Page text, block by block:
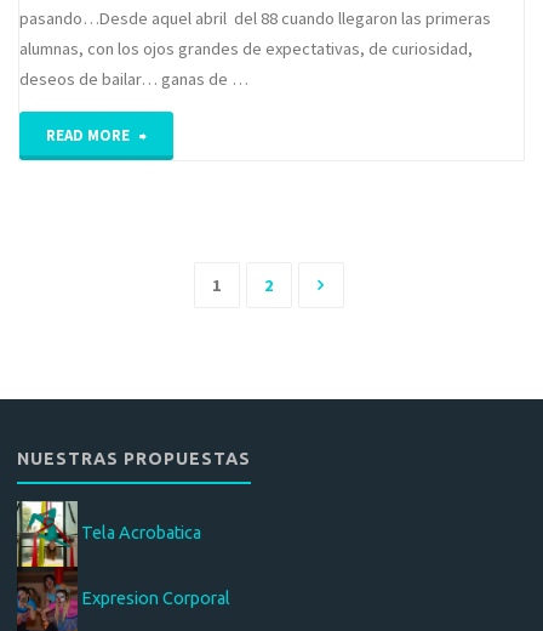
pasando…Desde aquel abril del 88 cuando llegaron las primeras
alumnas, con los ojos grandes de expectativas, de curiosidad,
deseos de bailar… ganas de …
READ MORE "Muestra
de
entradas
1 2
NUESTRAS PROPUESTAS
Tela Acrobatica
Expresion Corporal